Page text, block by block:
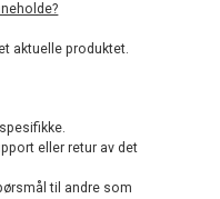
aktuelle produktet.
eller retur av det
til andre som